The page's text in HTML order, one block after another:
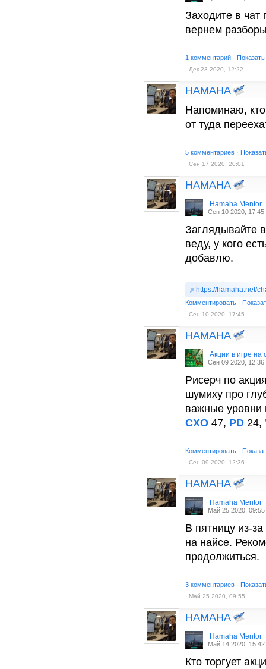
Заходите в чат
вернем
1 комментарий ·
Дек 23 2020, 12:22
HAMAHA
Напоминаю,
от туда
5 комментариев ·
Сен 17 2020, 20:01
HAMAHA
Hamaha Mentor
Сен 10 2020, 17:45
Заглядывайте
веду, у кого
добавлю.
https://hamaha.net/
Комментировать ·
Сен 10 2020, 17:45
HAMAHA
Акции в игре на
Сен 09 2020, 12:36
Рисерч по
шумиху про
важные уровни
CXO 47, PD 24,
Комментировать ·
Сен 09 2020, 12:36
HAMAHA
Hamaha Mentor
Май 25 2020, 09:55
В пятницу из-
на найсе.
продолжиться.
3 комментариев ·
Май 25 2020, 09:55
HAMAHA
Hamaha Mentor
Май 14 2020, 15:42
Кто торгует